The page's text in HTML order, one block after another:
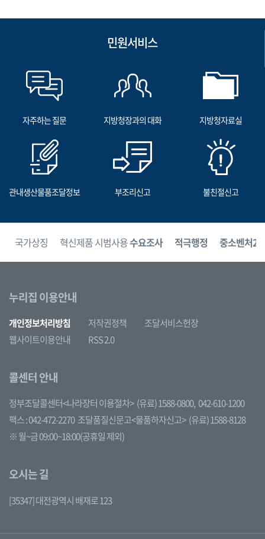
민원서비스
자주하는 질문 지방청장과의 대화 지방청자료실
관내생산물품조달정보 부조리신고 불친절신고
국가상징 혁신제품 시범사용수요조사 적극행정 중소벤처24
누리집 이용안내
개인정보처리방침 저작권정책
조달서비스헌장
웹사이트이용안내
RSS 2.0
콜센터 안내
정부조달콜센터<나라장터 이용절차> (유료) 1588-0800, 042-610-1200
팩스 : 042-472-2270 조달품질신문고<물품하자신고> (유료) 1588-8128
※ 월~금 09:00~18:00(공휴일 제외)
오시는 길
[35347] 대전광역시 배재로 123